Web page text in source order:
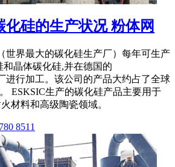
化硅的生产状况 粉体网
世界最大的碳化硅生产厂）每年可生产
和晶体碳化硅,并在德国的
进行加工。该公司的产品大约占了全球
ESKSIC生产的碳化硅产品主要用于
材料和高级陶瓷领域。
8511